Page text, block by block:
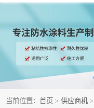
当前位置： 首页 > 供应商机 >
黑豹防水胶
乳化沥青防水涂料
非固化橡胶防水涂料